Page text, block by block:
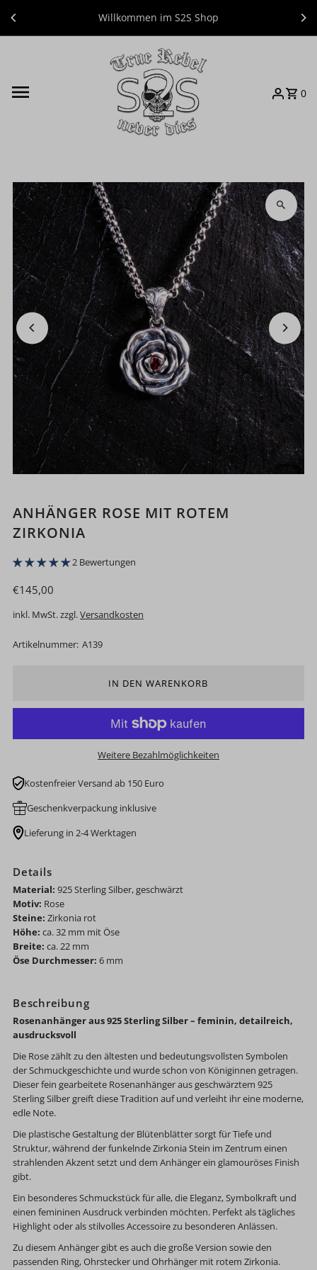
Direkt zum Inhalt Willkommen im S2S Shop
0
ANHÄNGER ROSE MIT ROTEM
ZIRKONIA
2 Bewertungen
€145,00
inkl. MwSt. zzgl.Versandkosten
Artikelnummer: A139
Weitere Bezahlmöglichkeiten
Kostenfreier Versand ab 150 Euro
Geschenkverpackung inklusive
Lieferung in 2-4 Werktagen
Details
Material: 925 Sterling Silber, geschwärzt
Motiv: Rose
Steine:Zirkonia rot
Höhe: ca. 32 mm mit Öse
Breite: ca. 22 mm
Öse Durchmesser: 6 mm
Beschreibung
Rosenanhänger aus 925 Sterling Silber – feminin, detailreich,
ausdrucksvoll
Die Rose zählt zu den ältesten und bedeutungsvollsten Symbolen
der Schmuckgeschichte und wurde schon von Königinnen getragen.
Dieser fein gearbeitete Rosenanhänger aus geschwärztem 925
Sterling Silber greift diese Tradition auf und verleiht ihr eine moderne,
edle Note.
Die plastische Gestaltung der Blütenblätter sorgt für Tiefe und
Struktur, während der funkelnde Zirkonia Stein im Zentrum einen
strahlenden Akzent setzt und dem Anhänger ein glamouröses Finish
gibt.
Ein besonderes Schmuckstück für alle, die Eleganz, Symbolkraft und
einen femininen Ausdruck verbinden möchten. Perfekt als tägliches
Highlight oder als stilvolles Accessoire zu besonderen Anlässen.
Zu diesem Anhänger gibt es auch die große Version sowie den
passenden Ring, Ohrstecker und Ohrhänger mit rotem Zirkonia.